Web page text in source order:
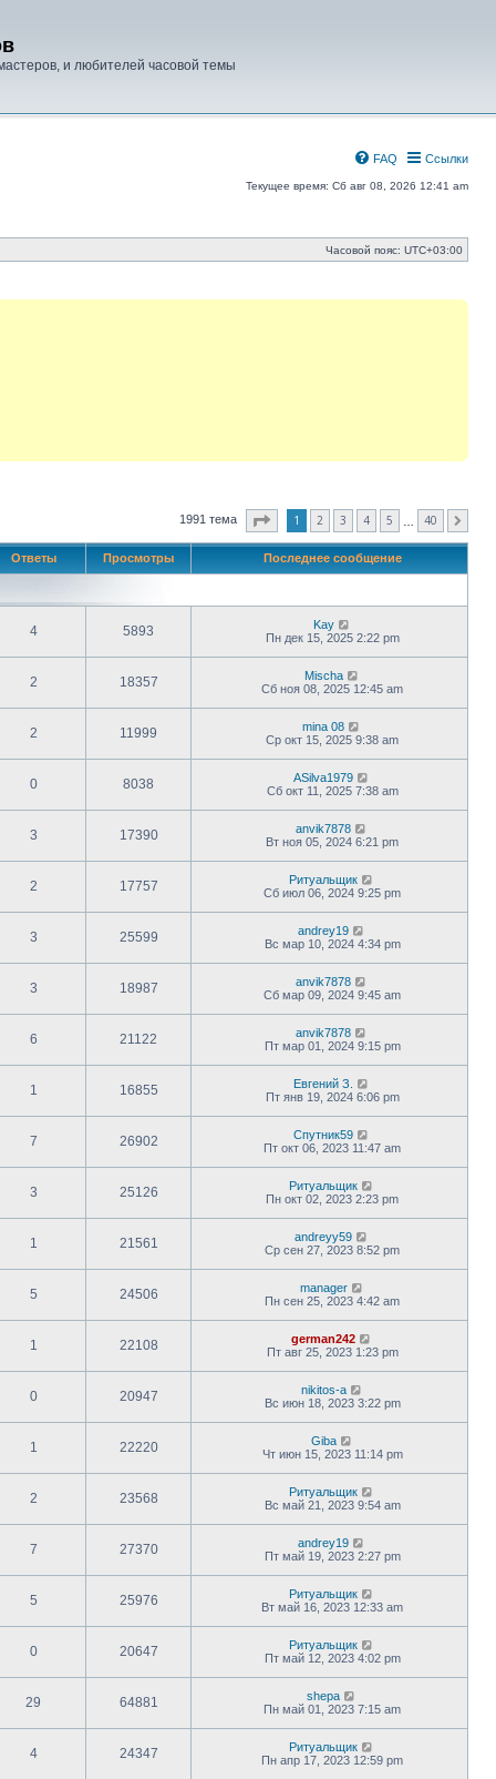
и любителей часовой темы
Ссылки
FAQ
Текущее время: Сб авг 08, 2026 12:41 am
Часовой пояс: UTC+03:00
1991 тема Страница из40
1 2 3 4 5 40
Ответы Просмотры Последнее сообщение
4 5893
Kay
Пн дек 15, 2025 2:22 pm
2 18357
Mischa
Сб ноя 08, 2025 12:45 am
2 11999
mina 08
Ср окт 15, 2025 9:38 am
0 8038
ASilva1979
Сб окт 11, 2025 7:38 am
3 17390
anvik7878
Вт ноя 05, 2024 6:21 pm
2 17757
Ритуальщик
Сб июл 06, 2024 9:25 pm
3 25599
andrey19
Вс мар 10, 2024 4:34 pm
3 18987
anvik7878
Сб мар 09, 2024 9:45 am
6 21122
anvik7878
Пт мар 01, 2024 9:15 pm
1 16855
Евгений З.
Пт янв 19, 2024 6:06 pm
7 26902
Спутник59
Пт окт 06, 2023 11:47 am
3 25126
Ритуальщик
Пн окт 02, 2023 2:23 pm
1 21561
andreyy59
Ср сен 27, 2023 8:52 pm
5 24506
manager
Пн сен 25, 2023 4:42 am
1 22108
german242
Пт авг 25, 2023 1:23 pm
0 20947
nikitos-a
Вс июн 18, 2023 3:22 pm
1 22220
Giba
Чт июн 15, 2023 11:14 pm
2 23568
Ритуальщик
Вс май 21, 2023 9:54 am
7 27370
andrey19
Пт май 19, 2023 2:27 pm
5 25976
Ритуальщик
Вт май 16, 2023 12:33 am
0 20647
Ритуальщик
Пт май 12, 2023 4:02 pm
29 64881
shepa
Пн май 01, 2023 7:15 am
4 24347
Ритуальщик
Пн апр 17, 2023 12:59 pm